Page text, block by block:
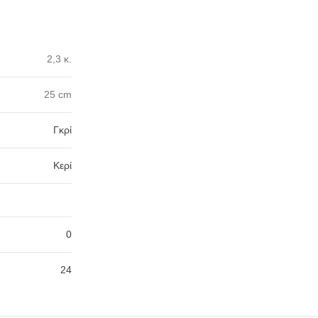
2,3 κ.
25 cm
Γκρί
Κερί
0
24